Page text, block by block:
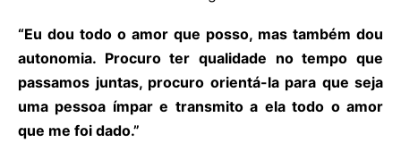
“Eu dou todo o amor que posso, mas também dou
autonomia. Procuro ter qualidade no tempo que
passamos juntas, procuro orientá-la para que seja
uma pessoa ímpar e transmito a ela todo o amor
que me foi dado.”